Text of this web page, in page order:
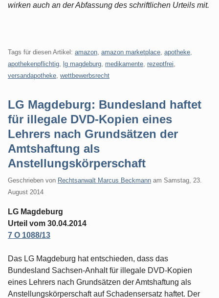
wirken auch an der Abfassung des schriftlichen Urteils mit.
Tags für diesen Artikel: amazon amazon marketplace apotheke
apothekenpflichtig
lg magdeburg medikamente rezeptfrei
versandapotheke wettbewerbsrecht
LG Magdeburg: Bundesland haftet
für illegale DVD-Kopien eines
Lehrers nach Grundsätzen der
Amtshaftung als
Anstellungskörperschaft
Geschrieben von Rechtsanwalt Marcus Beckmann am Samstag, 23.
August 2014
LG Magdeburg
Urteil vom 30.04.2014
7 O 1088/13
Das LG Magdeburg hat entschieden, dass das
Bundesland Sachsen-Anhalt für illegale DVD-Kopien
eines Lehrers nach Grundsätzen der Amtshaftung als
Anstellungskörperschaft auf Schadensersatz haftet. Der